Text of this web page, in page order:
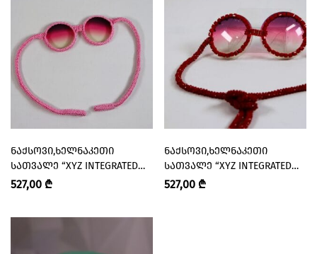
ᲜᲐᲥᲡᲝᲕᲘ,ᲮᲔᲚᲜᲐᲙᲔᲗᲘ
ᲡᲐᲗᲕᲐᲚᲔ “XYZ INTEGRATED
ARCHITECTURE”
527,00 ₾
ᲜᲐᲥᲡᲝᲕᲘ,ᲮᲔᲚᲜᲐᲙᲔᲗᲘ
ᲡᲐᲗᲕᲐᲚᲔ “XYZ INTEGRATED
ARCHITECTURE”
527,00 ₾